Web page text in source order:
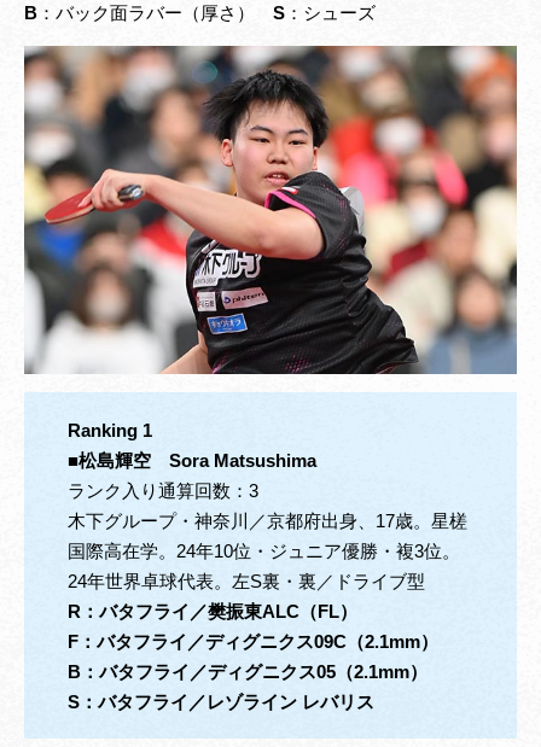
B ：バック面ラバー（厚さ） S ：シューズ
Ranking 1
■松島輝空Sora Matsushima
ランク入り通算回数：3
木下グループ・神奈川／京都府出身、17歳。星槎
国際高在学。24年10位・ジュニア優勝・複3位。
24年世界卓球代表。左S裏・裏／ドライブ型
R ：バタフライ／樊振東ALC（FL）
F：バタフライ／ディグニクス09C（2.1mm）
B：バタフライ／ディグニクス05（2.1mm）
S：バタフライ／レゾライン レバリス